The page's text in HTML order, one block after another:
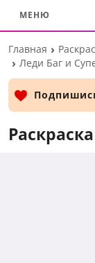
основному
контенту
МЕНЮ
Главная
Леди Баг и